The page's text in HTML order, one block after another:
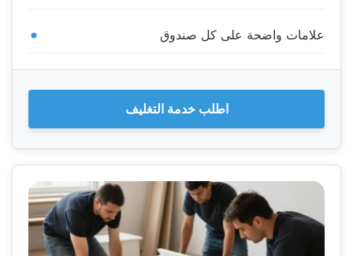
علامات واضحة على كل صندوق
اطلب خدمة التغليف